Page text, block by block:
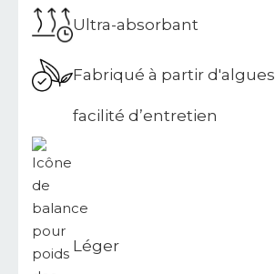
Ultra-absorbant
Fabriqué à partir d'algues
facilité d’entretien
Léger